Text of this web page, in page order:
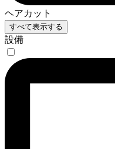
ヘアカット
すべて表示する
設備